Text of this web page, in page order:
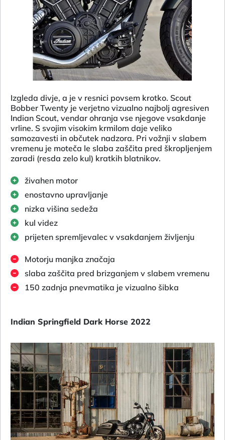
Izgleda divje, a je v resnici povsem krotko. Scout
Bobber Twenty je verjetno vizualno najbolj agresiven
Indian Scout, vendar ohranja vse njegove vsakdanje
vrline. S svojim visokim krmilom daje veliko
samozavesti in občutek nadzora. Pri vožnji v slabem
vremenu je moteča le slaba zaščita pred škropljenjem
zaradi (resda zelo kul) kratkih blatnikov.
živahen motor
enostavno upravljanje
nizka višina sedeža
kul videz
prijeten spremljevalec v vsakdanjem življenju
Motorju manjka značaja
slaba zaščita pred brizganjem v slabem vremenu
150 zadnja pnevmatika je vizualno šibka
Indian Springfield Dark Horse 2022